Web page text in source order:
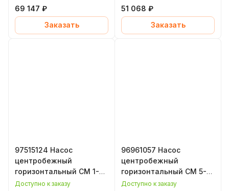
EPDM, Grundfos
(Грундфос)
69 147 ₽
Заказать
EPDM, Grundfos
(Грундфос)
51 068 ₽
Заказать
97515124 Насос
центробежный
горизонтальный CM 1-9,
0,65 кВт, уплотнение
Доступно к заказу
96961057 Насос
центробежный
горизонтальный CM 5-3,
0,65 кВт, уплотнение
Доступно к заказу